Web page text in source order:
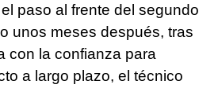
paso al frente del segundo
unos meses después, tras
con la confianza para
a largo plazo, el técnico